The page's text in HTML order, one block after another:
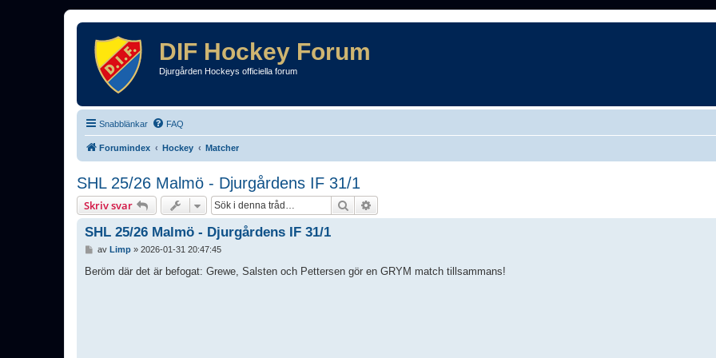
DIF Hockey Forum
Djurgården Hockeys officiella forum
Snabblänkar FAQ
Forumindex Hockey Matcher
SHL 25/26 Malmö - Djurgårdens IF 31/1
Skriv svar Sök
SHL 25/26 Malmö - Djurgårdens IF 31/1
l
av Limp» 2026-01-31 20:47:45
Beröm där det är befogat: Grewe, Salsten och Pettersen gör en GRYM match tillsammans!